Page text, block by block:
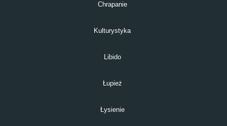
Chrapanie
Kulturystyka
Libido
Łupież
Łysienie